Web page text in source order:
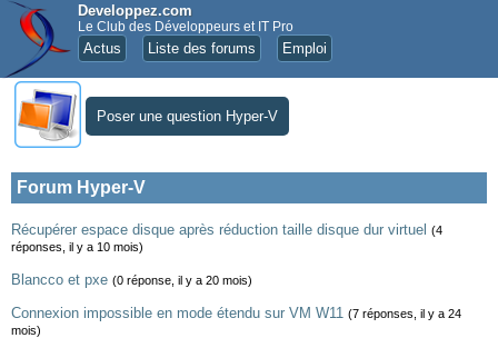
Developpez.com
Le Club des Développeurs et IT Pro
Actus Liste des forums Emploi
Poser une question Hyper-V
Forum Hyper-V
Récupérer espace disque après réduction taille disque dur virtuel (4
réponses, il y a 10 mois)
Blancco et pxe (0 réponse, il y a 20 mois)
Connexion impossible en mode étendu sur VM W11 (7 réponses, il y a 24
mois)